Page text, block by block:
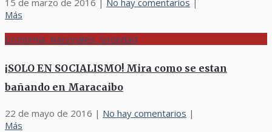
Más
Economía, Nacionales, Sociedad
¡SOLO EN SOCIALISMO! Mira como se estan
bañando en Maracaibo
22 de mayo de 2016 | No hay comentarios |
Más